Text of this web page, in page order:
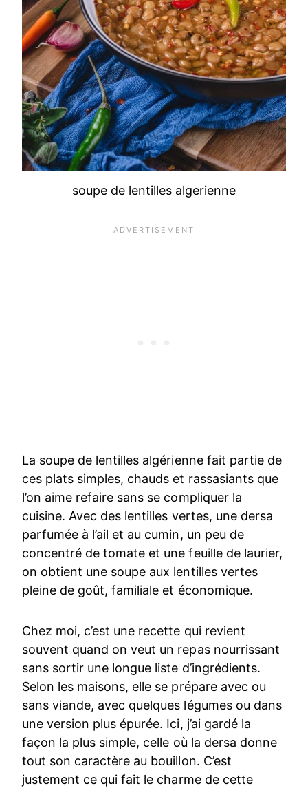
soupe de lentilles algerienne
La soupe de lentilles algérienne fait partie de
ces plats simples, chauds et rassasiants que
l’on aime refaire sans se compliquer la
cuisine. Avec des lentilles vertes, une dersa
parfumée à l’ail et au cumin, un peu de
concentré de tomate et une feuille de laurier,
on obtient une soupe aux lentilles vertes
pleine de goût, familiale et économique.
Chez moi, c’est une recette qui revient
souvent quand on veut un repas nourrissant
sans sortir une longue liste d’ingrédients.
Selon les maisons, elle se prépare avec ou
sans viande, avec quelques légumes ou dans
une version plus épurée. Ici, j’ai gardé la
façon la plus simple, celle où la dersa donne
tout son caractère au bouillon. C’est
justement ce qui fait le charme de cette